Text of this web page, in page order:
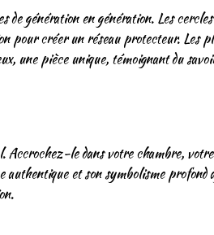
génération en génération. Les
pour créer un réseau protecteur. Les
une pièce unique, témoignant du
Accrochez-le dans votre chambre,
et son symbolisme profond